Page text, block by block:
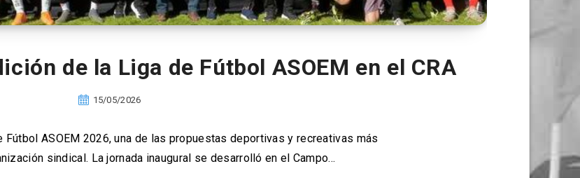
de la Liga de Fútbol ASOEM en el CRA
15/05/2026
ASOEM 2026, una de las propuestas deportivas y recreativas más
sindical. La jornada inaugural se desarrolló en el Campo…